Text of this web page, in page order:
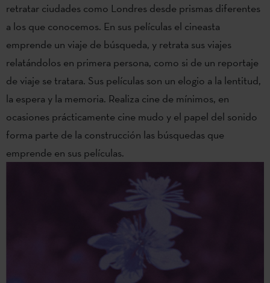
retratar ciudades como Londres desde prismas diferentes
a los que conocemos. En sus películas el cineasta
emprende un viaje de búsqueda, y retrata sus viajes
relatándolos en primera persona, como si de un reportaje
de viaje se tratara. Sus películas son un elogio a la lentitud,
la espera y la memoria. Realiza cine de mínimos, en
ocasiones prácticamente cine mudo y el papel del sonido
forma parte de la construcción las búsquedas que
emprende en sus películas.